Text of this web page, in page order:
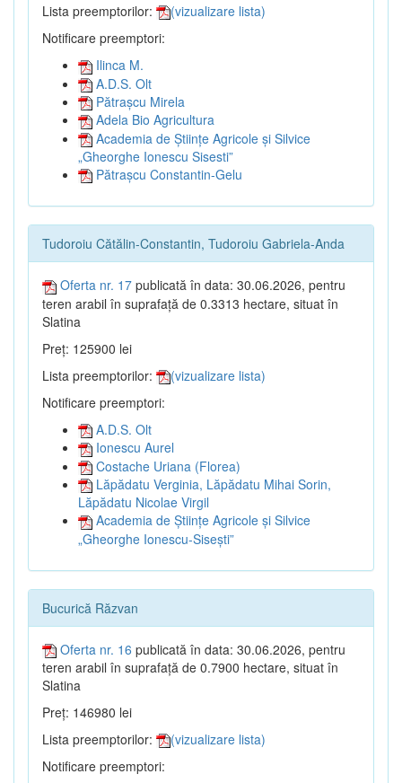
Lista preemptorilor:
(vizualizare lista)
Notificare preemptori:
Ilinca M.
A.D.S. Olt
Pătrașcu Mirela
Adela Bio Agricultura
Academia de Științe Agricole și Silvice
„Gheorghe Ionescu Sisesti”
Pătrașcu Constantin-Gelu
Tudoroiu Cătălin-Constantin, Tudoroiu Gabriela-Anda
Oferta nr. 17 publicată în data: 30.06.2026, pentru
teren arabil în suprafață de 0.3313 hectare, situat în
Slatina
Preț: 125900 lei
Lista preemptorilor:
(vizualizare lista)
Notificare preemptori:
A.D.S. Olt
Ionescu Aurel
Costache Uriana (Florea)
Lăpădatu Verginia, Lăpădatu Mihai Sorin,
Lăpădatu Nicolae Virgil
Academia de Științe Agricole și Silvice
„Gheorghe Ionescu-Sisești”
Bucurică Răzvan
Oferta nr. 16 publicată în data: 30.06.2026, pentru
teren arabil în suprafață de 0.7900 hectare, situat în
Slatina
Preț: 146980 lei
Lista preemptorilor:
(vizualizare lista)
Notificare preemptori: